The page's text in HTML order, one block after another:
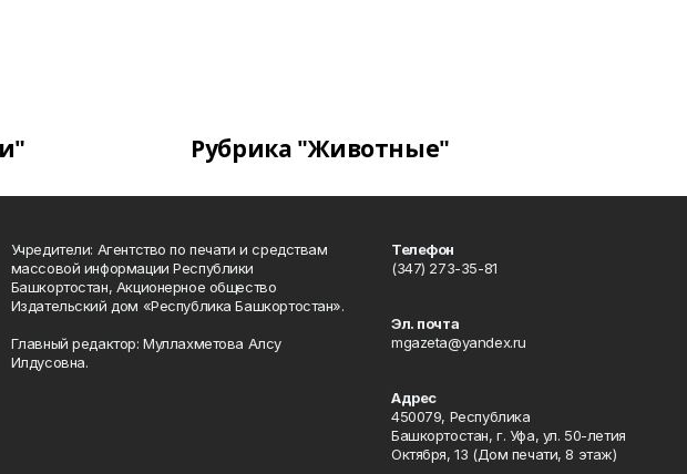
Рубрика "Животные"
Учредители: Агентство по печати и средствам
массовой информации Республики
Башкортостан, Акционерное общество
Издательский дом «Республика Башкортостан».
Главный редактор: Муллахметова Алсу
Илдусовна.
Телефон
(347) 273-35-81
Эл. почта
mgazeta@yandex.ru
Адрес
450079, Республика
Башкортостан, г. Уфа, ул. 50-летия
Октября, 13 (Дом печати, 8 этаж)